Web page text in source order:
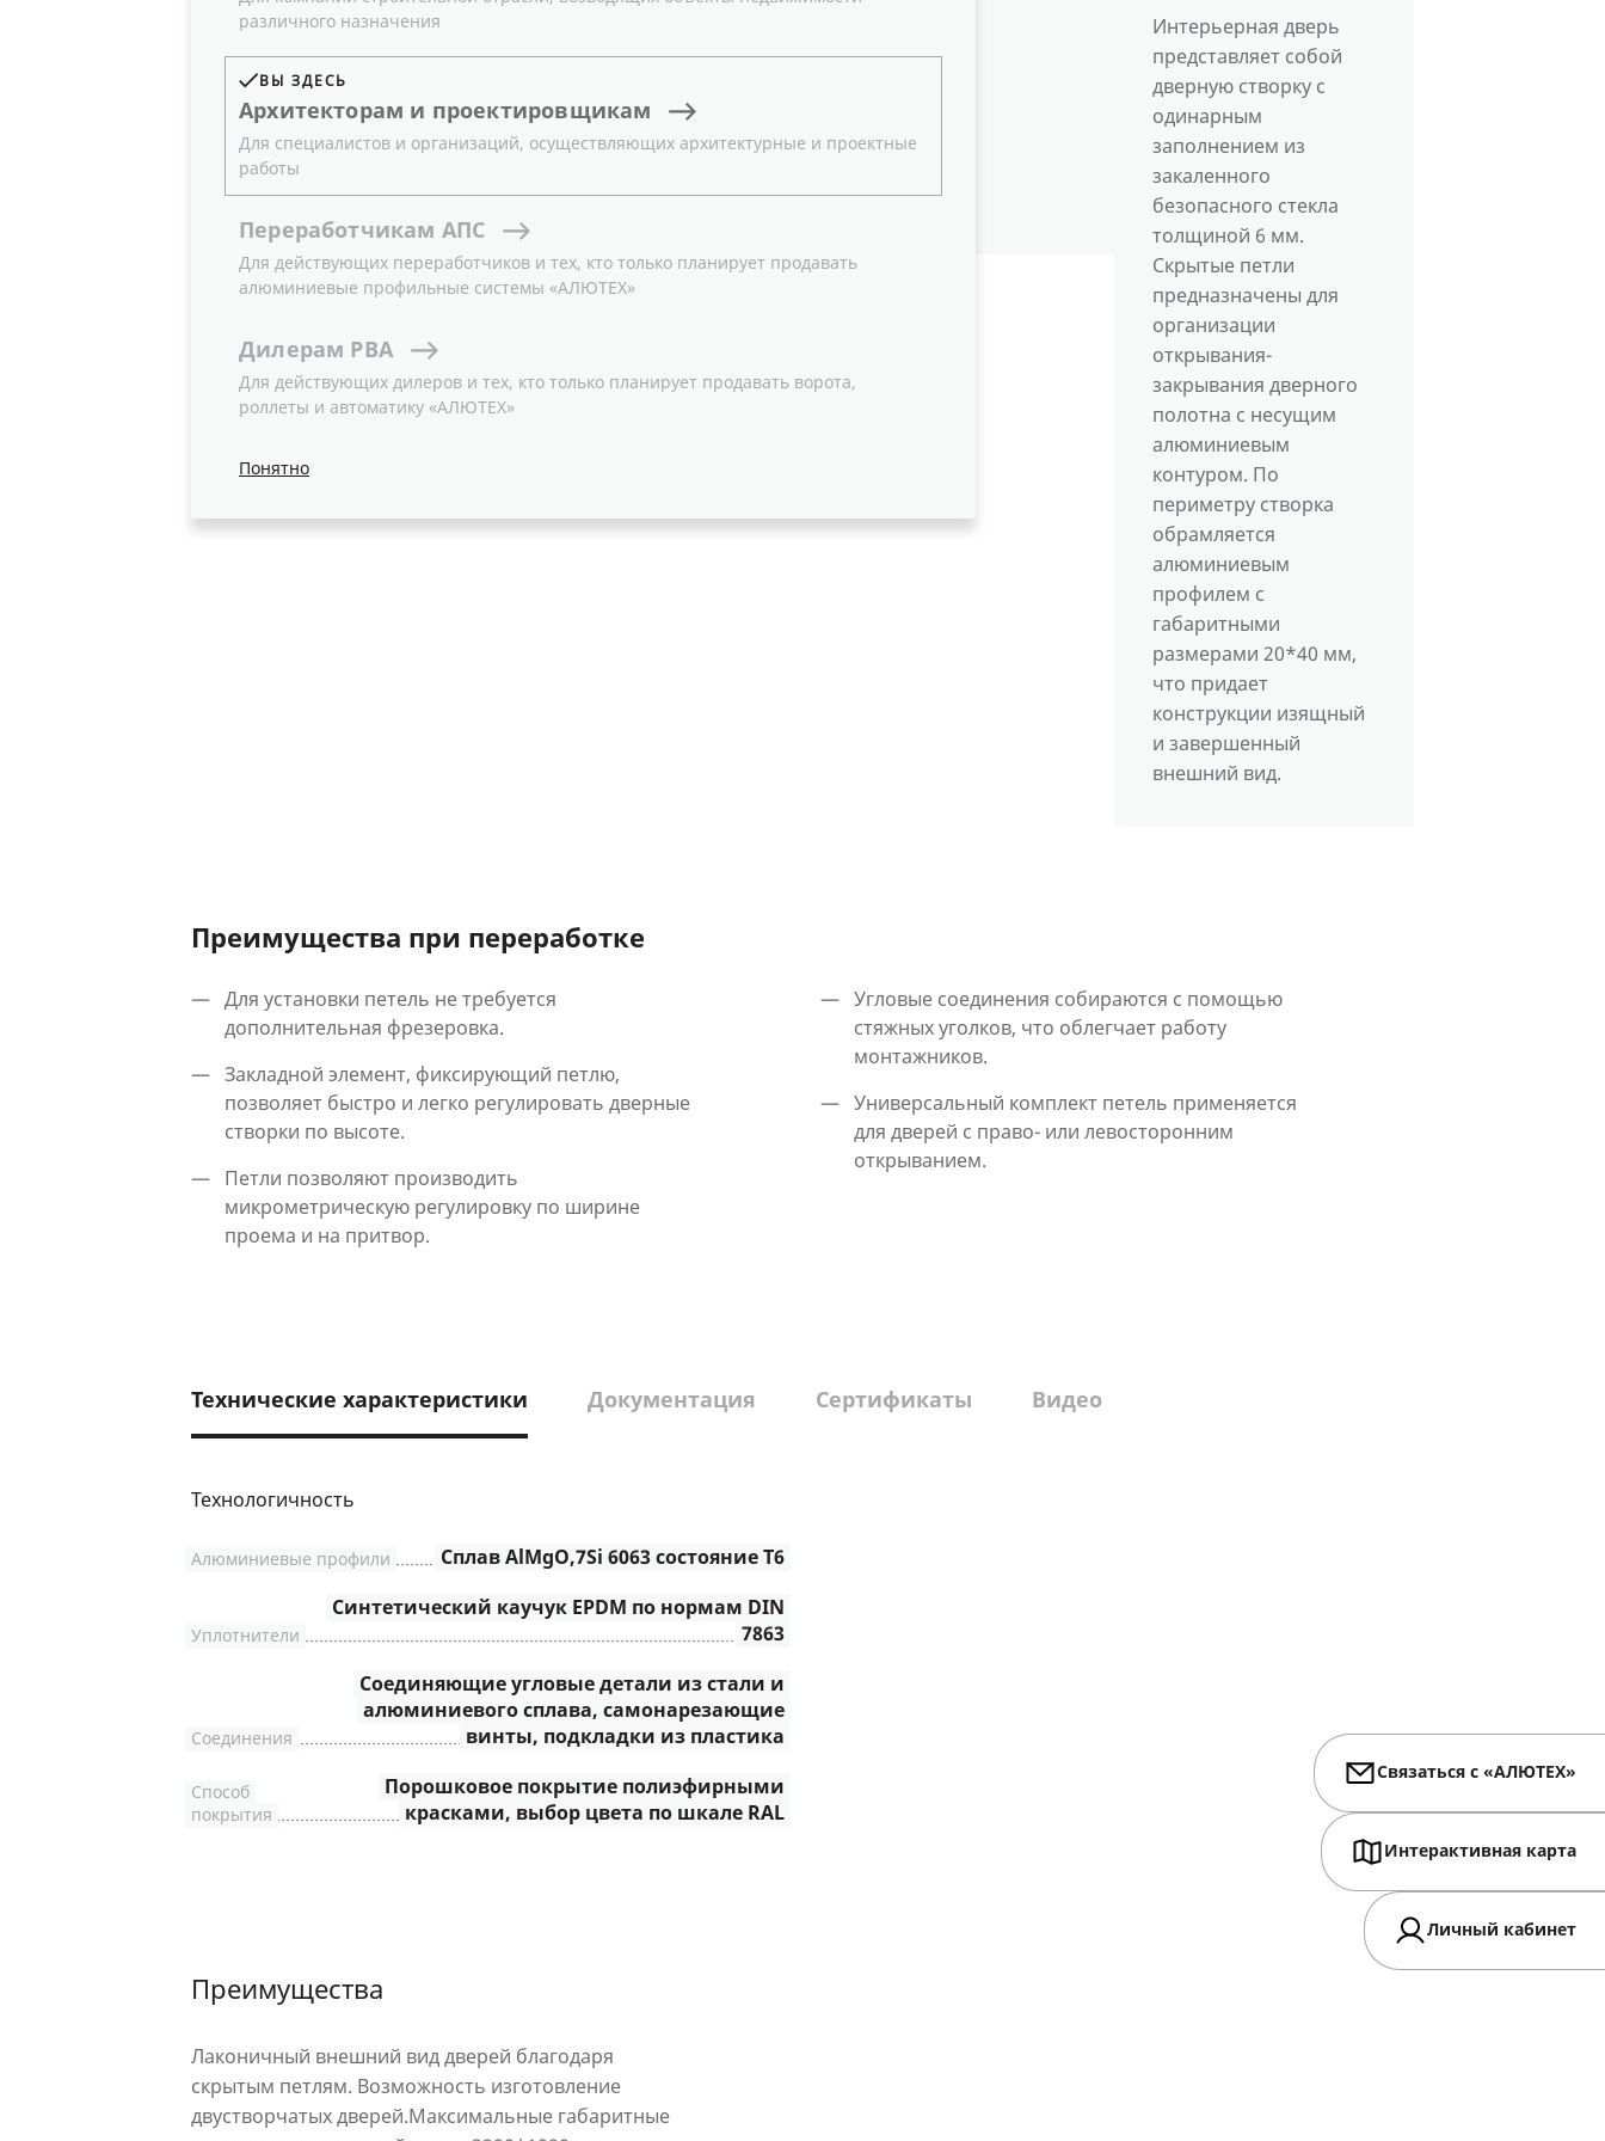
различного назначения
ВЫ ЗДЕСЬ
Архитекторам и проектировщикам
Для специалистов и организаций, осуществляющих архитектурные и проектные
работы
Переработчикам АПС
Для действующих переработчиков и тех, кто только планирует продавать
алюминиевые профильные системы «АЛЮТЕХ»
Дилерам РВА
Для действующих дилеров и тех, кто только планирует продавать ворота,
роллеты и автоматику «АЛЮТЕХ»
Понятно
Интерьерная дверь
представляет собой
дверную створку с
одинарным
заполнением из
закаленного
безопасного стекла
толщиной 6 мм.
Скрытые петли
предназначены для
организации
открывания-
закрывания дверного
полотна с несущим
алюминиевым
контуром. По
периметру створка
обрамляется
алюминиевым
профилем с
габаритными
размерами 20*40 мм,
что придает
конструкции изящный
и завершенный
внешний вид.
Преимущества при переработке
Для установки петель не требуется
дополнительная фрезеровка.
Закладной элемент, фиксирующий петлю,
позволяет быстро и легко регулировать дверные
створки по высоте.
Петли позволяют производить
микрометрическую регулировку по ширине
проема и на притвор.
Угловые соединения собираются с помощью
стяжных уголков, что облегчает работу
монтажников.
Универсальный комплект петель применяется
для дверей с право- или левосторонним
открыванием.
Технические характеристики Документация Сертификаты Видео
Технологичность
Сплав AlMgO,7Si 6063 состояние Т6
Алюминиевые профили
Синтетический каучук EPDM по нормам DIN
7863
Уплотнители
Соединяющие угловые детали из стали и
алюминиевого сплава, самонарезающие
винты, подкладки из пластика
Соединения
Порошковое покрытие полиэфирными
красками, выбор цвета по шкале RAL
Способ
покрытия
Преимущества
Лаконичный внешний вид дверей благодаря
скрытым петлям. Возможность изготовление
двустворчатых дверей.Максимальные габаритные
Связаться с «АЛЮТЕХ»
Интерактивная карта
Личный кабинет